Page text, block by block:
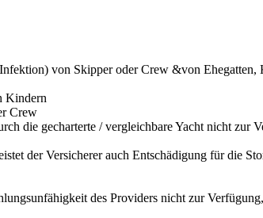
von Skipper oder Crew &von
Kindern
Crew
die gecharterte / vergleichbare Yacht nicht zur
der Versicherer auch Entschädigung für die
des Providers nicht zur